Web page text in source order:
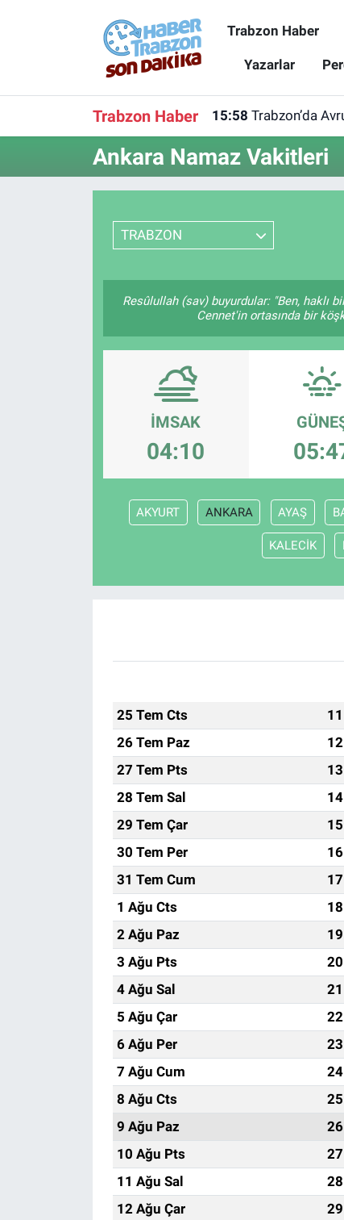
Trabzon Haber
Yazarlar
Trabzon Haber 15:58 Trabzon’da
Ankara Namaz Vakitleri
TRABZON
Resûlullah (sav) buyurdular: "Ben, haklı
Cennet'in ortasında bir
İMSAK
04:10
AKYURT ANKARA AYAŞ
KALECİK
25 Tem Cts
26 Tem Paz
27 Tem Pts
28 Tem Sal
29 Tem Çar
30 Tem Per
31 Tem Cum
1 Ağu Cts
2 Ağu Paz
3 Ağu Pts
4 Ağu Sal
5 Ağu Çar
6 Ağu Per
7 Ağu Cum
8 Ağu Cts
9 Ağu Paz
10 Ağu Pts
11 Ağu Sal
12 Ağu Çar
Trabzon Haber
Resmi Reklam
Perde Arkası
Trabzon Nöbetçi Eczaneler
Trabzon Namaz Vakitleri
Süper Lig Puan Durumu ve Fikstür
Son Dakika Haberleri
Haber Arşivi